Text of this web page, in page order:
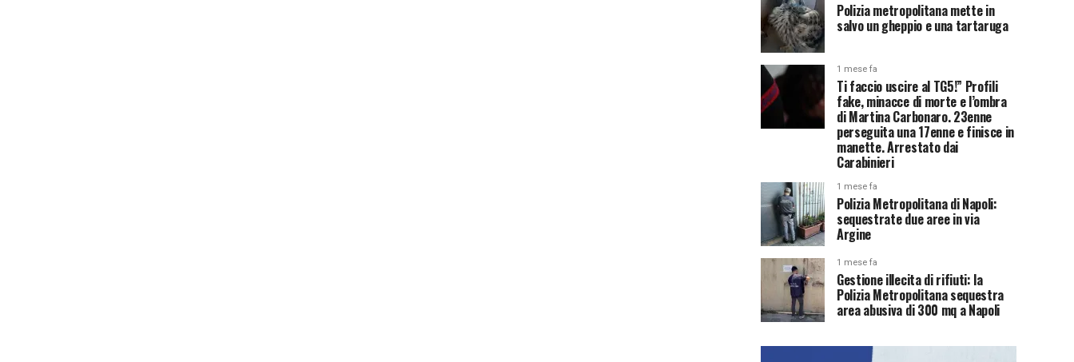
Polizia metropolitana mette in
salvo un gheppio e una tartaruga
1 mese fa
Ti faccio uscire al TG5!” Profili
fake, minacce di morte e l’ombra
di Martina Carbonaro. 23enne
perseguita una 17enne e finisce in
manette. Arrestato dai
Carabinieri
1 mese fa
Polizia Metropolitana di Napoli:
sequestrate due aree in via
Argine
1 mese fa
Gestione illecita di rifiuti: la
Polizia Metropolitana sequestra
area abusiva di 300 mq a Napoli